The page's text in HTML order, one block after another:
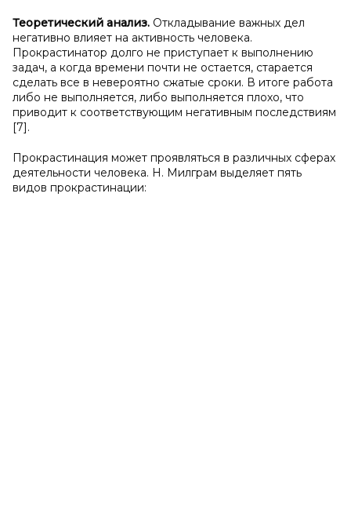
Теоретический анализ. Откладывание важных дел
негативно влияет на активность человека.
Прокрастинатор долго не приступает к выполнению
задач, а когда времени почти не остается, старается
сделать все в невероятно сжатые сроки. В итоге работа
либо не выполняется, либо выполняется плохо, что
приводит к соответствующим негативным последствиям
[7].
Прокрастинация может проявляться в различных сферах
деятельности человека. Н. Милграм выделяет пять
видов прокрастинации: